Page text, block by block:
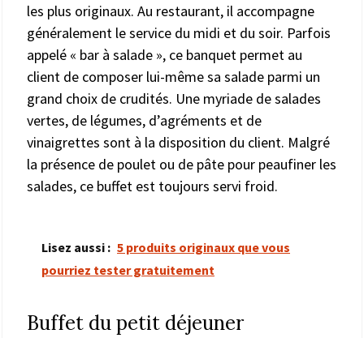
les plus originaux. Au restaurant, il accompagne
généralement le service du midi et du soir. Parfois
appelé « bar à salade », ce banquet permet au
client de composer lui-même sa salade parmi un
grand choix de crudités. Une myriade de salades
vertes, de légumes, d’agréments et de
vinaigrettes sont à la disposition du client. Malgré
la présence de poulet ou de pâte pour peaufiner les
salades, ce buffet est toujours servi froid.
Lisez aussi : 5 produits originaux que vous
pourriez tester gratuitement
Buffet du petit déjeuner